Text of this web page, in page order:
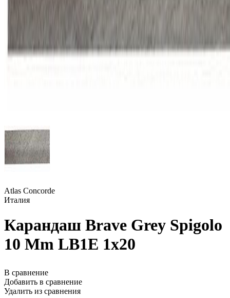
Atlas Concorde
Италия
Карандаш Brave Grey Spigolo
10 Mm LB1E 1x20
В сравнение
Добавить в сравнение
Удалить из сравнения